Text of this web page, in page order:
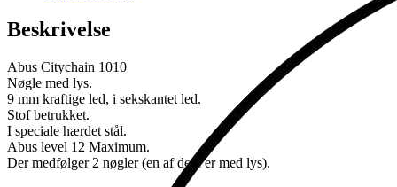
Beskrivelse
Abus Citychain 1010
Nøgle med lys.
9 mm kraftige led, i sekskantet led.
Stof betrukket.
I speciale hærdet stål.
Abus level 12 Maximum.
Der medfølger 2 nøgler (en af dem er med lys).